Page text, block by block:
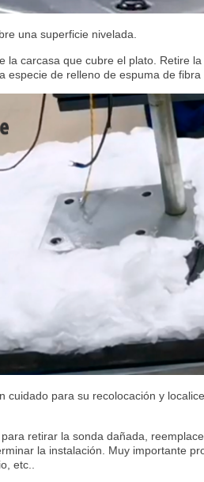
una superficie nivelada.
la carcasa que cubre el plato. Retire
especie de relleno de espuma de fibra
cuidado para su recolocación y
retirar la sonda dañada,
la instalación. Muy importante
etc..